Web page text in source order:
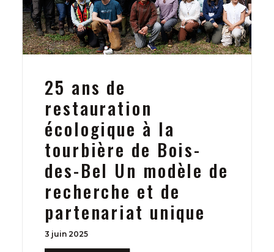
25 ans de
restauration
écologique à la
tourbière de Bois-
des-Bel Un modèle de
recherche et de
partenariat unique
3 juin 2025